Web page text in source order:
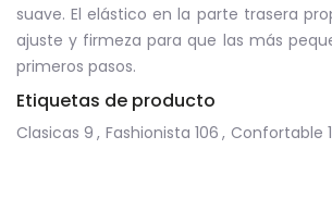
suave. El elástico en la parte trasera
ajuste y firmeza para que las más
primeros pasos.
Etiquetas de producto
Clasicas 9 , Fashionista 106 , Confortable